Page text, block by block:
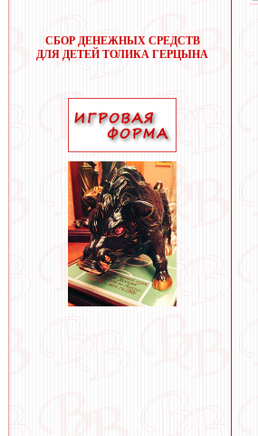
СБОР ДЕНЕЖНЫХ СРЕДСТВ
ДЛЯ ДЕТЕЙ ТОЛИКА ГЕРЦЫНА